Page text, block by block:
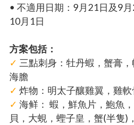
• 不適用日期：9月21日及9
10月1日
方案包括：
✓ 三點刺身：牡丹蝦，蟹膏
海膽
✓ 炸物：明太子釀雞翼，雞
✓ 海鲜： 蝦，鮮魚片，鮑魚
貝，大蜆，蟶子皇，蟹(半隻)